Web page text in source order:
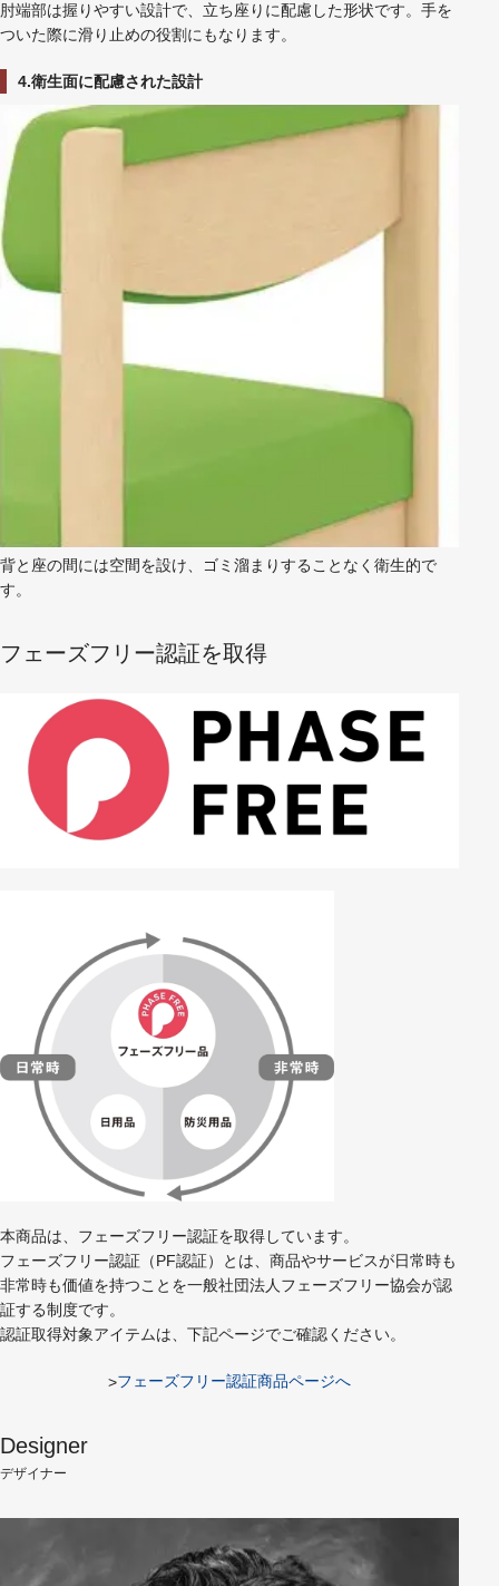
肘端部は握りやすい設計で、立ち座りに配慮した形状です。手を
ついた際に滑り止めの役割にもなります。
4.衛生面に配慮された設計
背と座の間には空間を設け、ゴミ溜まりすることなく衛生的で
す。
フェーズフリー認証を取得
本商品は、フェーズフリー認証を取得しています。
フェーズフリー認証（PF認証）とは、商品やサービスが日常時も
非常時も価値を持つことを一般社団法人フェーズフリー協会が認
証する制度です。
認証取得対象アイテムは、下記ページでご確認ください。
フェーズフリー認証商品ページへ
Designer
デザイナー